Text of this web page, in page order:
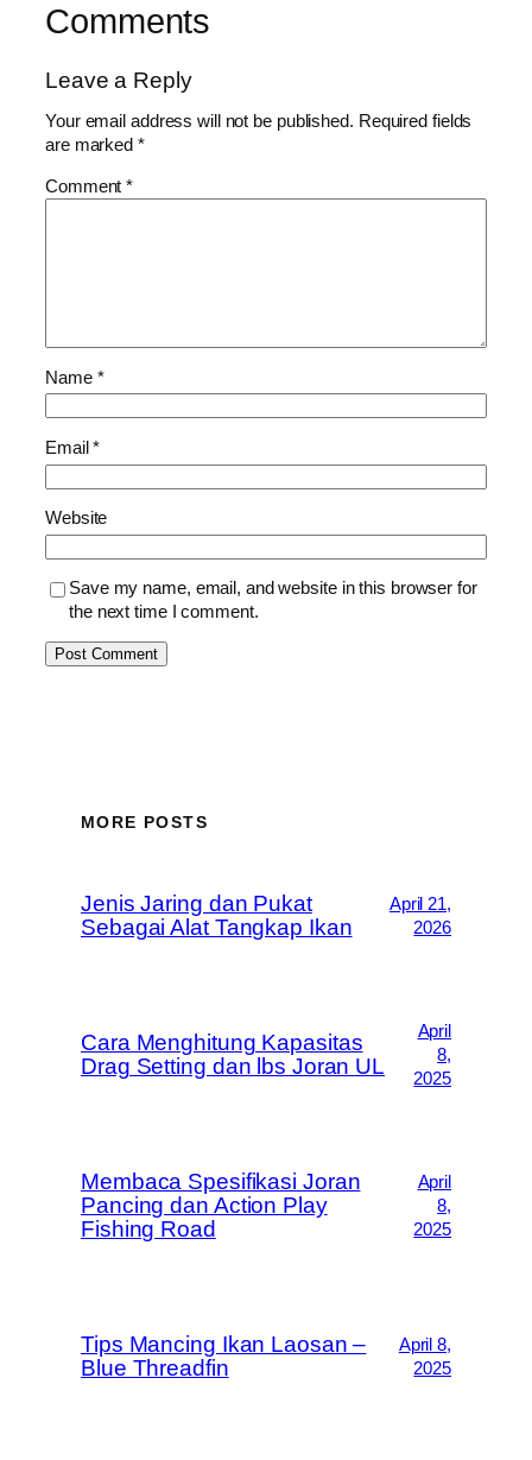
Comments
Leave a Reply
Your email address will not be published. Required fields
are marked *
Comment*
Name *
Email*
Website
Save my name, email, and website in this browser for
the next time I comment.
MORE POSTS
Jenis Jaring dan Pukat
Sebagai Alat Tangkap Ikan
April 21,
2026
Cara Menghitung Kapasitas
Drag Setting dan lbs Joran UL
April
8,
2025
Membaca Spesifikasi Joran
Pancing dan Action Play
Fishing Road
April
8,
2025
Tips Mancing Ikan Laosan –
Blue Threadfin
April 8,
2025